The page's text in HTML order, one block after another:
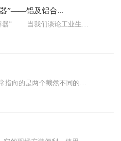
器”——铝及铝合...
藏在工业脉络里的“银色容器” 当我们谈论工业生产中的存储环节，往往会聚焦于那些大型的生产线...
“铝储罐”这个关键词，通常指向的是两个截然不同的应用领域：一边是用于储存液化天然气（LNG）的工...